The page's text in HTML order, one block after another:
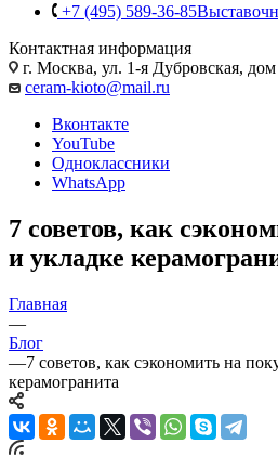
+7 (495) 589-36-85
Контактная информация
г. Москва, ул. 1-я Дубровская,
ceram-kioto@mail.ru
Вконтакте
YouTube
Одноклассники
WhatsApp
7 советов, как
и укладке
Главная
—
Блог
—7 советов, как сэкономить на
керамогранита